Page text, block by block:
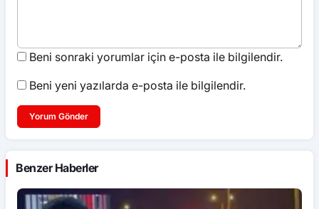
Beni sonraki yorumlar için e-posta ile bilgilendir.
Beni yeni yazılarda e-posta ile bilgilendir.
Yorum Gönder
Benzer Haberler